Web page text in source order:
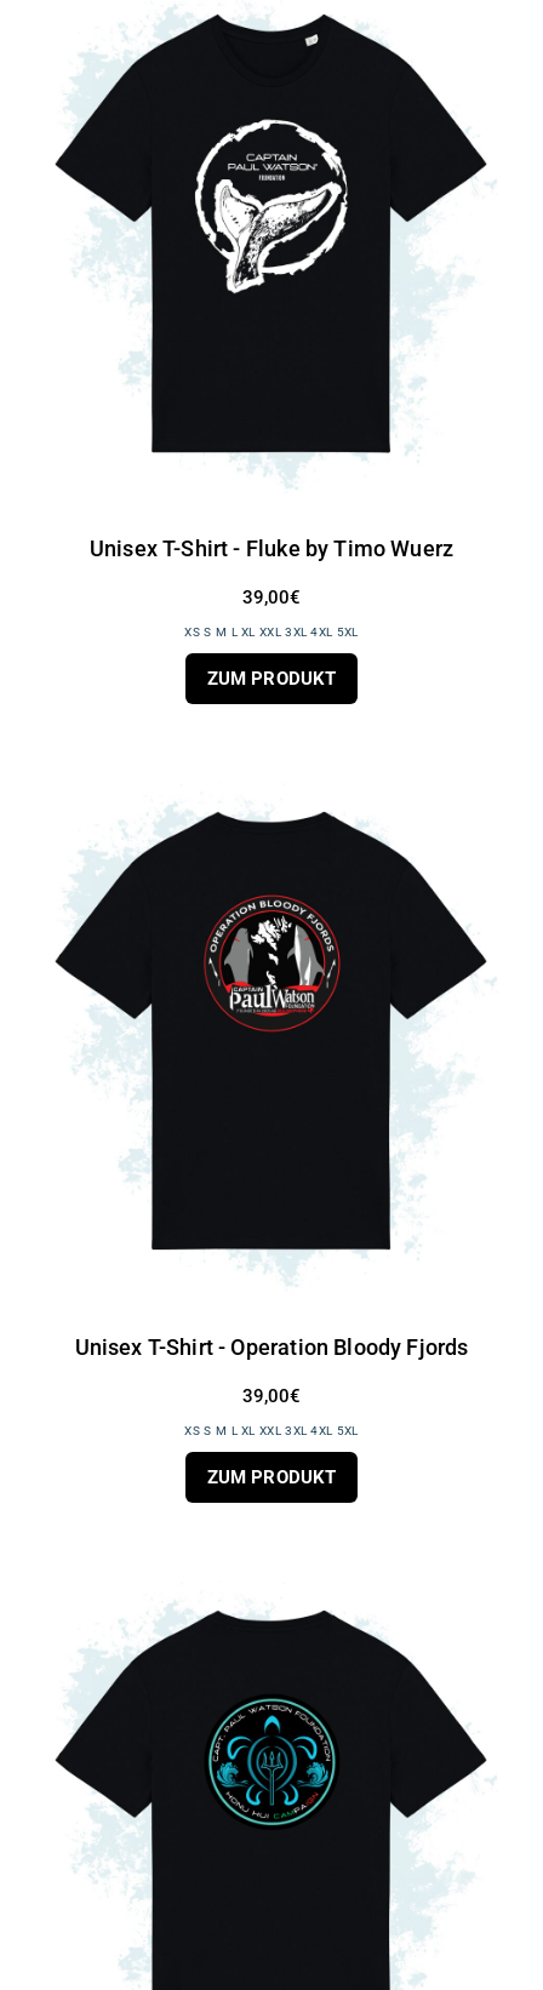
Unisex T-Shirt - Fluke by Timo Wuerz
39,00€
XS S M L XL XXL 3XL 4XL 5XL
ZUM PRODUKT
Unisex T-Shirt - Operation Bloody Fjords
39,00€
XS S M L XL XXL 3XL 4XL 5XL
ZUM PRODUKT